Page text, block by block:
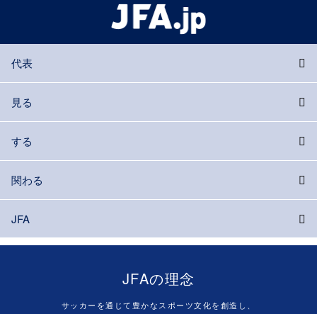
代表
見る
する
関わる
JFA
JFAの理念
サッカーを通じて豊かなスポーツ文化を創造し、